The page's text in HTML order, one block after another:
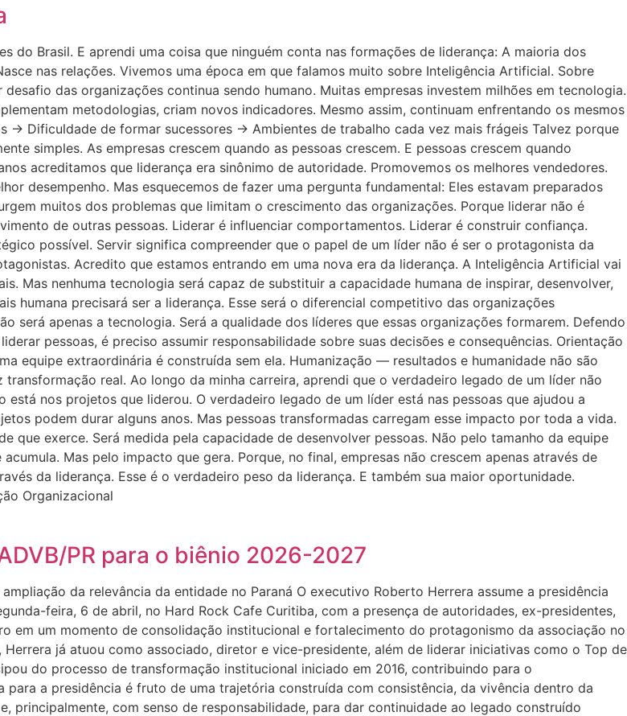
do Brasil. E aprendi uma coisa que ninguém conta nas formações de liderança: A maioria dos
nas relações. Vivemos uma época em que falamos muito sobre Inteligência Artificial. Sobre
das organizações continua sendo humano. Muitas empresas investem milhões em tecnologia.
metodologias, criam novos indicadores. Mesmo assim, continuam enfrentando os mesmos
Dificuldade de formar sucessores → Ambientes de trabalho cada vez mais frágeis Talvez porque
simples. As empresas crescem quando as pessoas crescem. E pessoas crescem quando
acreditamos que liderança era sinônimo de autoridade. Promovemos os melhores vendedores.
desempenho. Mas esquecemos de fazer uma pergunta fundamental: Eles estavam preparados
muitos dos problemas que limitam o crescimento das organizações. Porque liderar não é
de outras pessoas. Liderar é influenciar comportamentos. Liderar é construir confiança.
possível. Servir significa compreender que o papel de um líder não é ser o protagonista da
Acredito que estamos entrando em uma nova era da liderança. A Inteligência Artificial vai
Mas nenhuma tecnologia será capaz de substituir a capacidade humana de inspirar, desenvolver,
humana precisará ser a liderança. Esse será o diferencial competitivo das organizações
será apenas a tecnologia. Será a qualidade dos líderes que essas organizações formarem. Defendo
pessoas, é preciso assumir responsabilidade sobre suas decisões e consequências. Orientação
equipe extraordinária é construída sem ela. Humanização — resultados e humanidade não são
real. Ao longo da minha carreira, aprendi que o verdadeiro legado de um líder não
nos projetos que liderou. O verdadeiro legado de um líder está nas pessoas que ajudou a
podem durar alguns anos. Mas pessoas transformadas carregam esse impacto por toda a vida.
que exerce. Será medida pela capacidade de desenvolver pessoas. Não pelo tamanho da equipe
Mas pelo impacto que gera. Porque, no final, empresas não crescem apenas através de
da liderança. Esse é o verdadeiro peso da liderança. E também sua maior oportunidade.
Organizacional
PR para o biênio 2026-2027
da relevância da entidade no Paraná O executivo Roberto Herrera assume a presidência
feira, 6 de abril, no Hard Rock Cafe Curitiba, com a presença de autoridades, ex-presidentes,
em um momento de consolidação institucional e fortalecimento do protagonismo da associação no
já atuou como associado, diretor e vice-presidente, além de liderar iniciativas como o Top de
do processo de transformação institucional iniciado em 2016, contribuindo para o
para a presidência é fruto de uma trajetória construída com consistência, da vivência dentro da
principalmente, com senso de responsabilidade, para dar continuidade ao legado construído